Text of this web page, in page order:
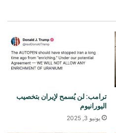
ترامب: لن يُسمح لإيران بتخصيب
اليورانيوم
يونيو 3, 2025